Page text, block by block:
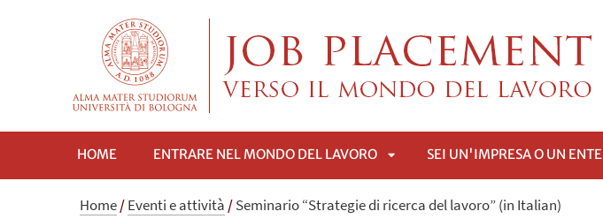
HOME ENTRARE NEL MONDO DEL LAVORO
APRI
SEI UN'IMPRESA O UN ENTE
Home/Eventi e attività /Seminario “Strategie di ricerca del lavoro” (in Italian)